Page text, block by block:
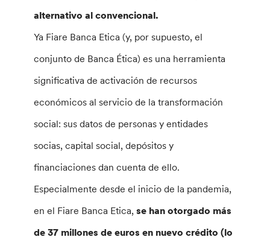
alternativo al convencional.
Ya Fiare Banca Etica (y, por supuesto, el
conjunto de Banca Ética) es una herramienta
significativa de activación de recursos
económicos al servicio de la transformación
social: sus datos de personas y entidades
socias, capital social, depósitos y
financiaciones dan cuenta de ello.
Especialmente desde el inicio de la pandemia,
en el Fiare Banca Etica, se han otorgado más
de 37 millones de euros en nuevo crédito (lo